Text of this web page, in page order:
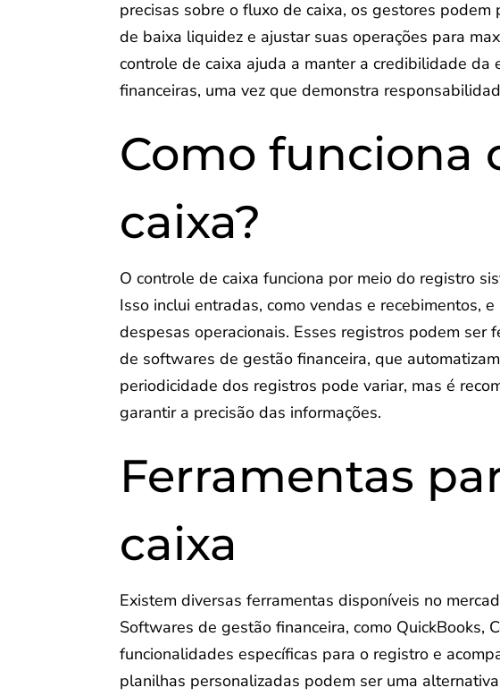
precisas sobre o fluxo de caixa, os gestores
de baixa liquidez e ajustar suas operações para
controle de caixa ajuda a manter a credibilidade
financeiras, uma vez que demonstra
Como funciona
caixa?
O controle de caixa funciona por meio do registro
Isso inclui entradas, como vendas e recebimentos,
despesas operacionais. Esses registros podem
de softwares de gestão financeira, que
periodicidade dos registros pode variar, mas é
garantir a precisão das informações.
Ferramentas
caixa
Existem diversas ferramentas disponíveis no
Softwares de gestão financeira, como QuickBooks,
funcionalidades específicas para o registro e
planilhas personalizadas podem ser uma